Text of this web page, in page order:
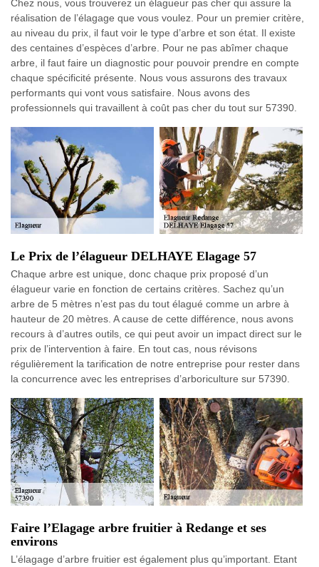
Chez nous, vous trouverez un élagueur pas cher qui assure la
réalisation de l’élagage que vous voulez. Pour un premier critère,
au niveau du prix, il faut voir le type d’arbre et son état. Il existe
des centaines d’espèces d’arbre. Pour ne pas abîmer chaque
arbre, il faut faire un diagnostic pour pouvoir prendre en compte
chaque spécificité présente. Nous vous assurons des travaux
performants qui vont vous satisfaire. Nous avons des
professionnels qui travaillent à coût pas cher du tout sur 57390.
Le Prix de l’élagueur DELHAYE Elagage 57
Chaque arbre est unique, donc chaque prix proposé d’un
élagueur varie en fonction de certains critères. Sachez qu’un
arbre de 5 mètres n’est pas du tout élagué comme un arbre à
hauteur de 20 mètres. A cause de cette différence, nous avons
recours à d’autres outils, ce qui peut avoir un impact direct sur le
prix de l’intervention à faire. En tout cas, nous révisons
régulièrement la tarification de notre entreprise pour rester dans
la concurrence avec les entreprises d’arboriculture sur 57390.
Faire l’Elagage arbre fruitier à Redange et ses
environs
L’élagage d’arbre fruitier est également plus qu’important. Etant